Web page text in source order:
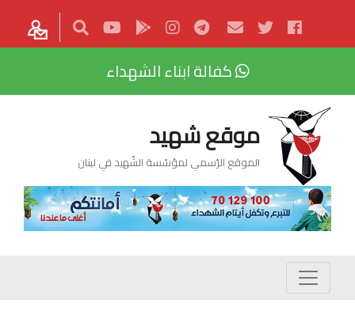
كفالة ابناء الشهداء
موقع شهيد
الموقع الرّسمي لمؤسّسة الشّهيد في لبنان